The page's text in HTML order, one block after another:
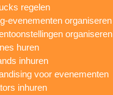
regelen
evenementen organiseren
organiseren
huren
inhuren
voor evenementen
inhuren